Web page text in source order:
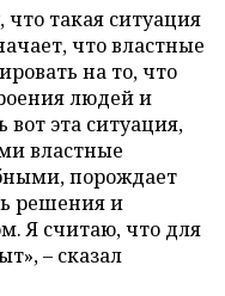
такая ситуация
что властные
на то, что
людей и
вот эта ситуация,
властные
порождает
решения и
Я считаю, что для
– сказал